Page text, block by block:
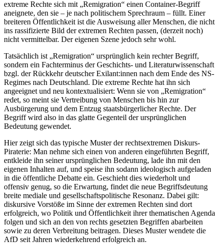
extreme Rechte sich mit „Remigration“ einen Container-Begriff
aneignete, den sie – je nach politischem Sprechraum – füllt. Einer
breiteren Öffentlichkeit ist die Ausweisung aller Menschen, die nicht
ins rassifizierte Bild der extremen Rechten passen, (derzeit noch)
nicht vermittelbar. Der eigenen Szene jedoch sehr wohl.
Tatsächlich ist „Remigration“ ursprünglich kein rechter Begriff,
sondern ein Fachterminus der Geschichts- und Literaturwissenschaft
bzgl. der Rückkehr deutscher Exilant:innen nach dem Ende des NS-
Regimes nach Deutschland. Die extreme Rechte hat ihn sich
angeeignet und neu kontextualisiert: Wenn sie von „Remigration“
redet, so meint sie Vertreibung von Menschen bis hin zur
Ausbürgerung und dem Entzug staatsbürgerlicher Rechte. Der
Begriff wird also in das glatte Gegenteil der ursprünglichen
Bedeutung gewendet.
Hier zeigt sich das typische Muster der rechtsextremen Diskurs-
Piraterie: Man nehme sich einen von anderen eingeführten Begriff,
entkleide ihn seiner ursprünglichen Bedeutung, lade ihn mit den
eigenen Inhalten auf, und speise ihn sodann ideologisch aufgeladen
in die öffentliche Debatte ein. Geschieht dies wiederholt und
offensiv genug, so die Erwartung, findet die neue Begriffsdeutung
breite mediale und gesellschaftspolitische Resonanz. Dabei gilt:
diskursive Vorstöße im Sinne der extremen Rechten sind dort
erfolgreich, wo Politik und Öffentlichkeit ihrer thematischen Agenda
folgen und sich an den von rechts gesetzten Begriffen abarbeiten
sowie zu deren Verbreitung beitragen. Dieses Muster wendete die
AfD seit Jahren wiederkehrend erfolgreich an.